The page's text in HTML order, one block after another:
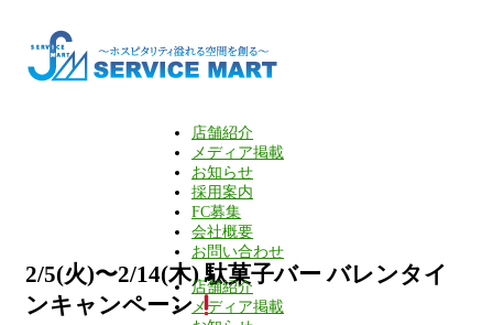
店舗紹介
メディア掲載
お知らせ
採用案内
FC募集
会社概要
お問い合わせ
店舗紹介
メディア掲載
2/5(火)〜2/14(木) 駄菓子バー バレンタイ
ンキャンペーン